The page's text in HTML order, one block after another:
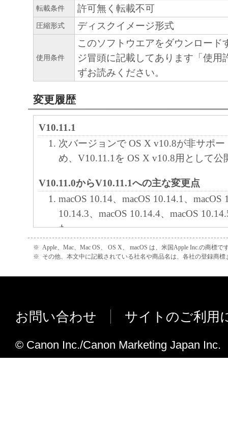
７．保証の否認・免責
(1) 「本ソフトウェア」は、『現状のまま
諾されます。キヤノン、キヤノンのライセ
ンの子会社、キヤノンの関連会社、それら
たは販売店のいずれも、「本ソフトウェア
保証も、明示たると黙示たるとを問わず一
します。
(2) キヤノン、キヤノンのライセンサー、
社、キヤノンの関連会社、それらの販売代
店のいずれも、「本ソフトウェア」の使用
から生ずるいかなる損害（逸失利益および
または付随的な損害を含むがこれらに限定
一切の責任を負わないものとします。たと
キヤノンのライセンサー、キヤノンの子会
関連会社、それらの販売代理店または販売
店のいずれも、「本ソフトウェア」、また
ェア」の使用に起因または関連してお客様
に生じたいかなる紛争についても、一切責
転載条件 許可無く転載不可
圧縮形式 ディスクイメージ形式
使用条件
このソフトウエアをダウンロード
ジ冒頭に記載してあります「使用
ずお読みください。
変更履歴
V10.11.1
次バージョンで OS X v10.8が非サポ
め、V10.11.1を OS X v10.8用として公
V10.11.0からV10.11.1への主な変更点
macOS 10.14、macOS 10.14.1、macOS
10.14.3、macOS 10.14.4、macOS
た。
インストーラーのウェブマニュアルの
変更しました。
macOS 10.13.3、macOS 10.13.4、
OS X 10.7を非サポートとしました。
※ Apple、Mac、Mac OS、 OS X、 macOS は、米国Apple Inc.の商標で
※ その他、本文中に記載されている社名や商品名は、各社の登録商標
お問い合わせ サイトのご利用
© Canon Inc./Canon Marketing Japan Inc.